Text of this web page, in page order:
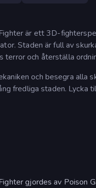
är ett 3D-
Staden är full av
och återställa
och besegra alla
fredliga staden. Lycka
gjordes av Poison